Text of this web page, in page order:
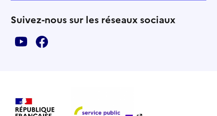
Suivez-nous sur les réseaux sociaux